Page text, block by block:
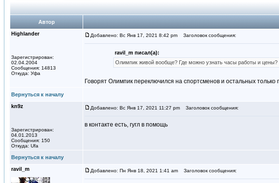
Автор
Highlander
Зарегистрирован:
02.04.2004
Сообщения: 14813
Откуда: Уфа
Добавлено: Вс Янв 17, 2021 8:42 pm Заголовок сообщения:
ravil_m писал(а):
Олимпик живой вообще? Где можно узнать часы работы и цены?
Говорят Олимпик переключился на спортсменов и остальных только
Вернуться к началу
kn9z
Зарегистрирован:
04.01.2013
Сообщения: 150
Откуда: Ufa
Добавлено: Вс Янв 17, 2021 11:27 pm Заголовок сообщения:
в контакте есть, гугл в помощь
Вернуться к началу
ravil_m
Добавлено: Пн Янв 18, 2021 1:41 am Заголовок сообщения: